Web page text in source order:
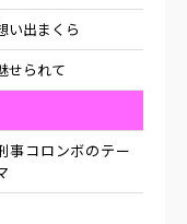
い出まくら
せられて
事コロンボのテー